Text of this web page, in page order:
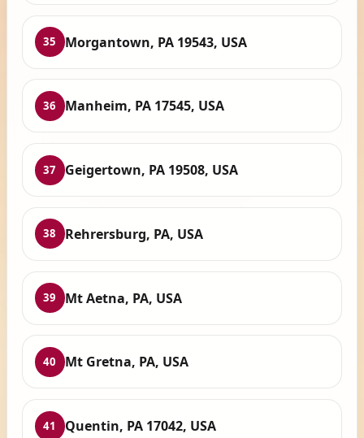
35 Morgantown, PA 19543, USA
36 Manheim, PA 17545, USA
37 Geigertown, PA 19508, USA
38 Rehrersburg, PA, USA
39 Mt Aetna, PA, USA
40 Mt Gretna, PA, USA
41 Quentin, PA 17042, USA